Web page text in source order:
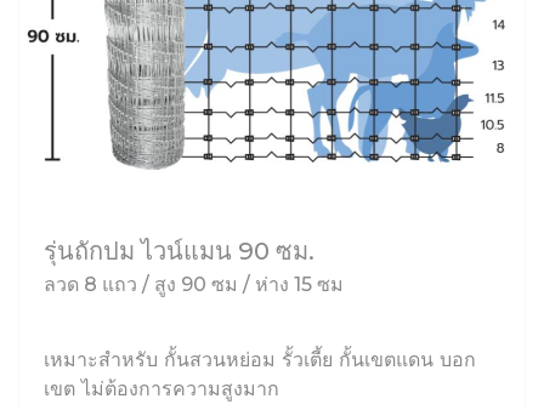
รุ่นถักปม ไวน์แมน 90 ซม.
ลวด 8 แถว / สูง 90 ซม / ห่าง 15 ซม
เหมาะสำหรับ กั้นสวนหย่อม รั้วเตี้ย กั้นเขตแดน บอก
เขต ไม่ต้องการความสูงมาก